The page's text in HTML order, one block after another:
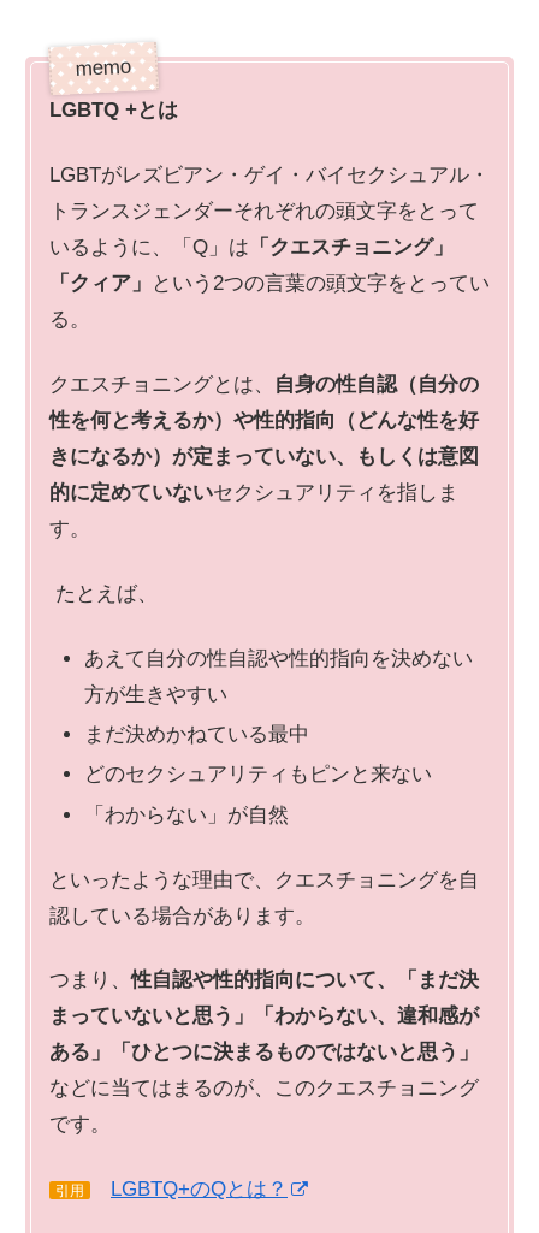
LGBTQ +とは
LGBTがレズビアン・ゲイ・バイセクシュアル・
トランスジェンダーそれぞれの頭文字をとって
いるように、「Q」は 「クエスチョニング」
「クィア」
という2つの言葉の頭文字をとってい
る。
クエスチョニングとは、
自身の性自認（自分の
性を何と考えるか）や性的指向（どんな性を好
きになるか）が定まっていない、もしくは意図
的に定めていないセクシュアリティを指しま
す。
たとえば、
あえて自分の性自認や性的指向を決めない
方が生きやすい
まだ決めかねている最中
どのセクシュアリティもピンと来ない
「わからない」が自然
といったような理由で、クエスチョニングを自
認している場合があります。
つまり、性自認や性的指向について、「まだ決
まっていないと思う」「わからない、違和感が
ある」「ひとつに決まるものではないと思う」
などに当てはまるのが、このクエスチョニング
です。
引用 LGBTQ+のQとは？